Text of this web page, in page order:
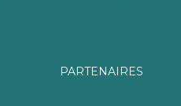
PARTENAIRES